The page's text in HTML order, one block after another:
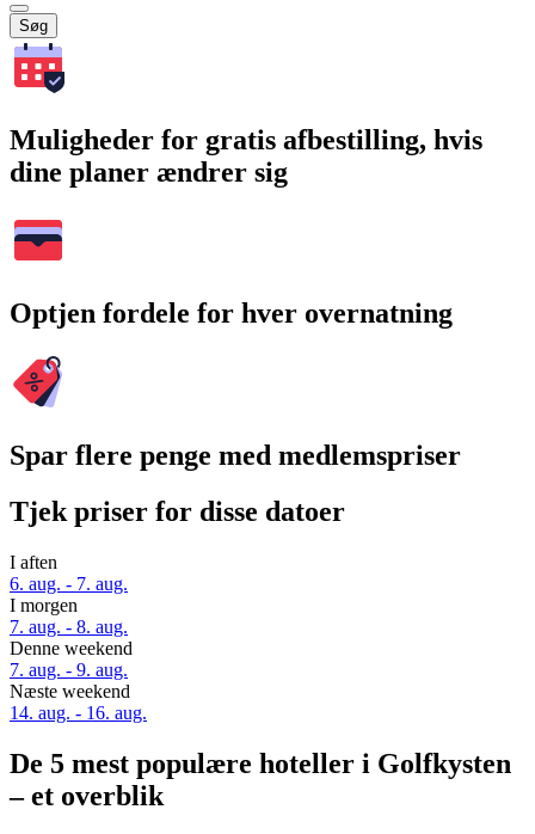
Søg
Muligheder for gratis afbestilling, hvis
dine planer ændrer sig
Optjen fordele for hver overnatning
Spar flere penge med medlemspriser
Tjek priser for disse datoer
I aften
6. aug. - 7. aug.
I morgen
7. aug. - 8. aug.
Denne weekend
7. aug. - 9. aug.
Næste weekend
14. aug. - 16. aug.
De 5 mest populære hoteller i Golfkysten
– et overblik